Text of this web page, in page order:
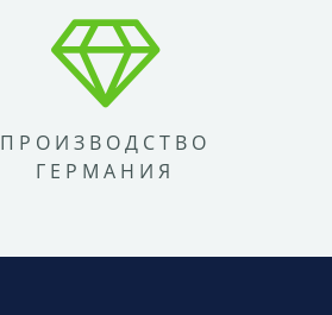
ПРОИЗВОДСТВО
ГЕРМАНИЯ